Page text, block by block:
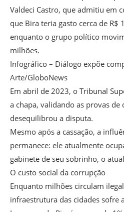
Valdeci Castro, que admitiu em
que Bira teria gasto cerca de R$
enquanto o grupo político
milhões.
Infográfico – Diálogo expõe
Arte/GloboNews
Em abril de 2023, o Tribunal
a chapa, validando as provas de
desequilibrou a disputa.
Mesmo após a cassação, a
permanece: ele atualmente
gabinete de seu sobrinho, o
O custo social da corrupção
Enquanto milhões circulam
infraestrutura das cidades sofre